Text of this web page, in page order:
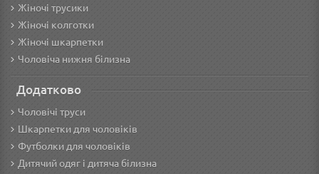
Жіночі трусики
Жіночі колготки
Жіночі шкарпетки
Чоловіча нижня білизна
Додатково
Чоловічі труси
Шкарпетки для чоловіків
Футболки для чоловіків
Дитячий одяг і дитяча білизна